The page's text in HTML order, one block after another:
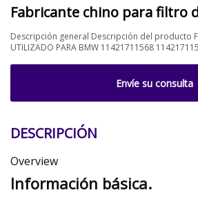
Fabricante chino para filtro
Descripción general Descripción del producto
UTILIZADO PARA BMW 11421711568
Envíe su consulta
DESCRIPCIÓN
Overview
Información básica.